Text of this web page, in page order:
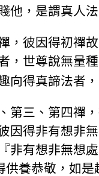
他，是謂真人
，彼因得初禪
，世尊說無量
向得真諦法者
第三、第四禪
因得非有想非
非有想非無想
養恭敬，如